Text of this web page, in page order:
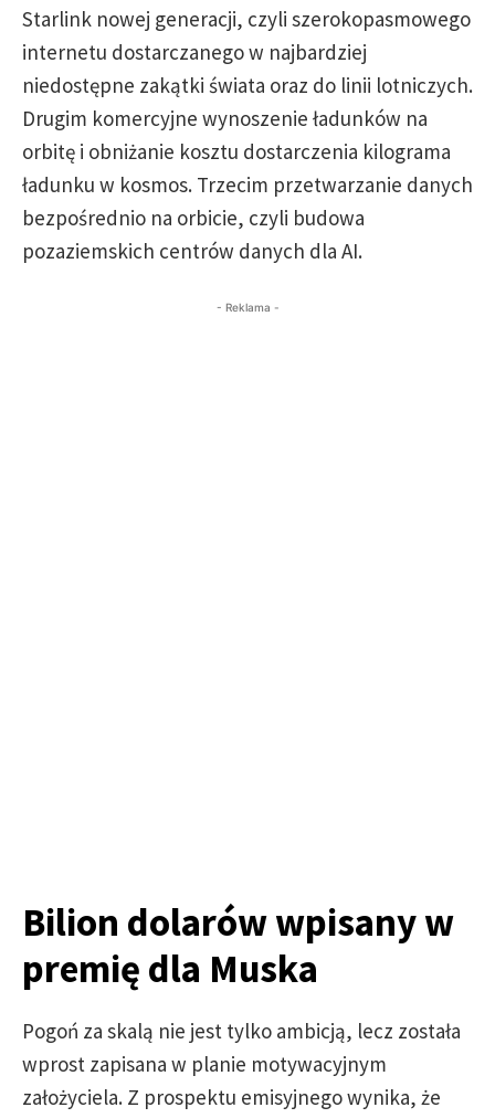
Starlink nowej generacji, czyli szerokopasmowego
internetu dostarczanego w najbardziej
niedostępne zakątki świata oraz do linii lotniczych.
Drugim komercyjne wynoszenie ładunków na
orbitę i obniżanie kosztu dostarczenia kilograma
ładunku w kosmos. Trzecim przetwarzanie danych
bezpośrednio na orbicie, czyli budowa
pozaziemskich centrów danych dla AI.
- Reklama -
Bilion dolarów wpisany w
premię dla Muska
Pogoń za skalą nie jest tylko ambicją, lecz została
wprost zapisana w planie motywacyjnym
założyciela. Z prospektu emisyjnego wynika, że